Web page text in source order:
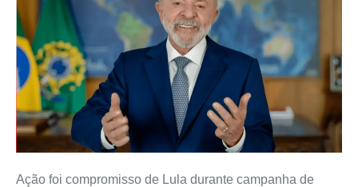
Ação foi compromisso de Lula durante campanha de